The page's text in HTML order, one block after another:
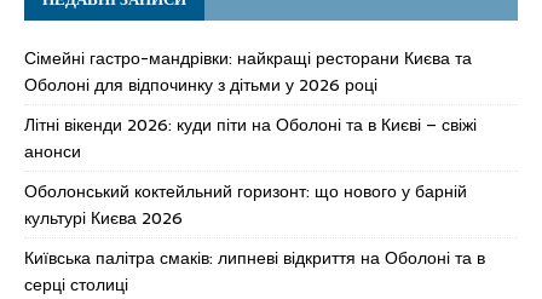
Сімейні гастро-мандрівки: найкращі ресторани Києва та
Оболоні для відпочинку з дітьми у 2026 році
Літні вікенди 2026: куди піти на Оболоні та в Києві – свіжі
анонси
Оболонський коктейльний горизонт: що нового у барній
культурі Києва 2026
Київська палітра смаків: липневі відкриття на Оболоні та в
серці столиці